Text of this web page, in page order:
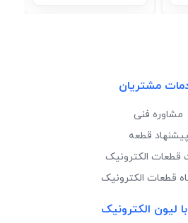
مشتریان
مشاوره فنی
پیشنهاد قطعه
قطعات الکترونیک
قطعات الکترونیک
لیون الکترونیک